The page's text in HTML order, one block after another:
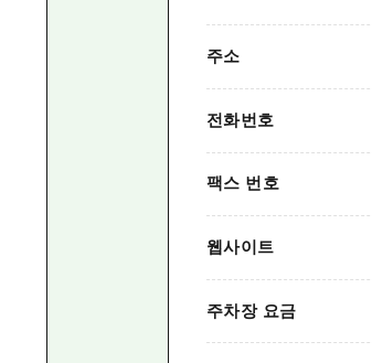
주소
전화번호
팩스 번호
웹사이트
주차장 요금